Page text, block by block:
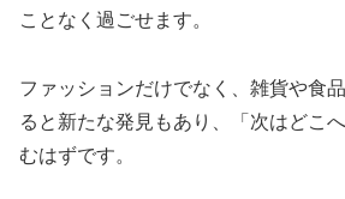
ことなく過ごせます。
ファッションだけでなく、雑貨や食
ると新たな発見もあり、「次はどこ
むはずです。